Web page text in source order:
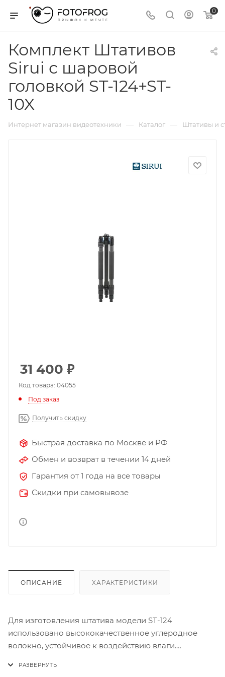
0
Комплект Штативов
Sirui с шаровой
головкой ST-124+ST-
10X
Интернет магазин видеотехники — Каталог — Штативы и
31 400 ₽
Код товара: 04055
Под заказ
Получить скидку
Быстрая доставка по Москве и РФ
Обмен и возврат в течении 14 дней
Гарантия от 1 года на все товары
Скидки при самовывозе
ОПИСАНИЕ ХАРАКТЕРИСТИКИ
Для изготовления штатива модели ST-124
использовано высококачественное углеродное
волокно, устойчивое к воздействию влаги.